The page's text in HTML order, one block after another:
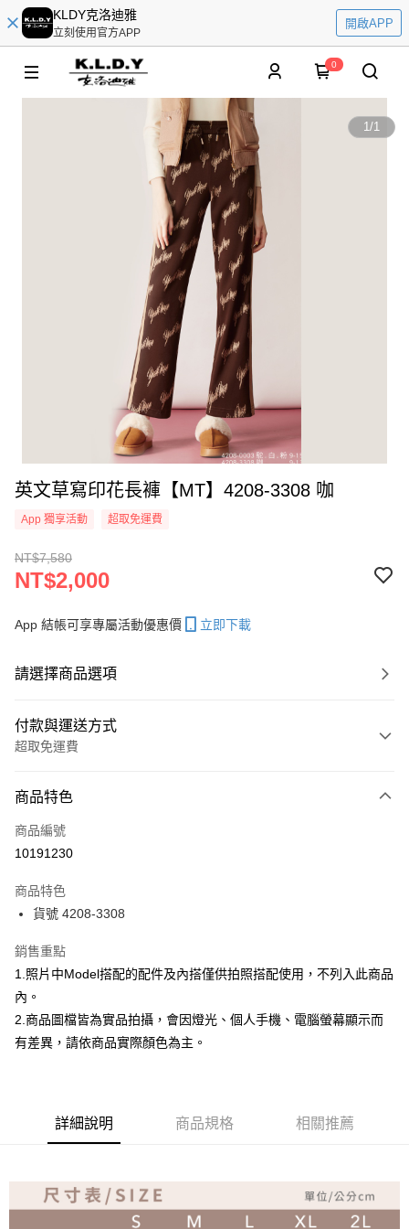
KLDY克洛迪雅
立刻使用官方APP
開啟APP
0
1/1
英文草寫印花長褲【MT】4208-3308 咖
App 獨享活動 超取免運費
NT$7,580
NT$2,000
App 結帳可享專屬活動優惠價 立即下載
請選擇商品選項
付款與運送方式
超取免運費
信用卡一次付款
超商取貨付款
ATM付款
運送方式
全家取貨付款
付款後全家取貨
免運費
商品特色
商品編號
10191230
商品特色
貨號 4208-3308
銷售重點
1.照片中Model搭配的配件及內搭僅供拍照搭配使用，不列入此商品
內。
2.商品圖檔皆為實品拍攝，會因燈光、個人手機、電腦螢幕顯示而
有差異，請依商品實際顏色為主。
詳細說明 商品規格 相關推薦